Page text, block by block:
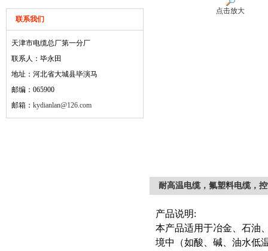
联系我们
天津市电缆总厂第一分厂
联系人：毕永田
地址：河北省大城县毕演马
邮编：065900
邮箱： kydianlan@126.com
点击放大
耐高温电缆，氟塑料电缆，
产品说明:
本产品适用于冶金、石油
境中（如酸、碱、油水低